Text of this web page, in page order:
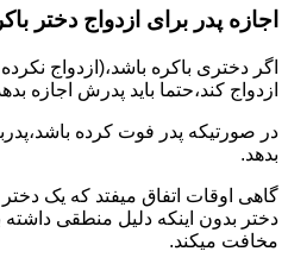
اجازه پدر برای ازدواج دختر
اگر دختری باکره باشد،(ازدواج
ازدواج کند،حتما باید پدرش اجازه
در صورتیکه پدر فوت کرده
بدهد.
گاهی اوقات اتفاق میفتد که یک
دختر بدون اینکه دلیل منطقی داشته
مخافت میکند.